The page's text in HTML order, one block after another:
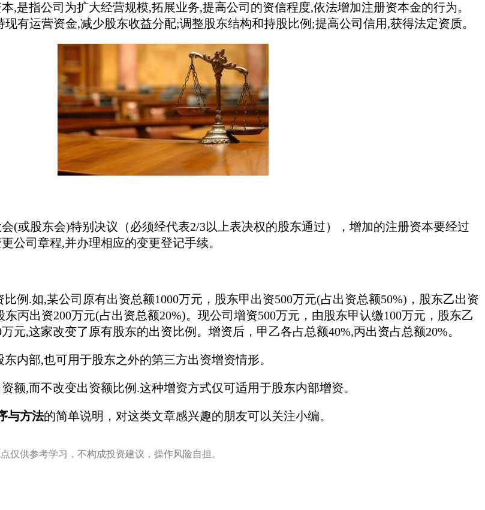
,是指公司为扩大经营规模,拓展业务,提高公司的资信程度,依法增加注册资本金的行为。
有运营资金,减少股东收益分配;调整股东结构和持股比例;提高公司信用,获得法定资质。
股东会)特别决议（必须经代表2/3以上表决权的股东通过），增加的注册资本要经过
公司章程,并办理相应的变更登记手续。
.如,某公司原有出资总额1000万元，股东甲出资500万元(占出资总额50%)，股东乙出资
东丙出资200万元(占出资总额20%)。现公司增资500万元，由股东甲认缴100万元，股东乙
元,这家改变了原有股东的出资比例。增资后，甲乙各占总额40%,丙出资占总额20%。
部,也可用于股东之外的第三方出资增资情形。
,而不改变出资额比例.这种增资方式仅可适用于股东内部增资。
与方法的简单说明，对这类文章感兴趣的朋友可以关注小编。
仅供参考学习，不构成投资建议，操作风险自担。